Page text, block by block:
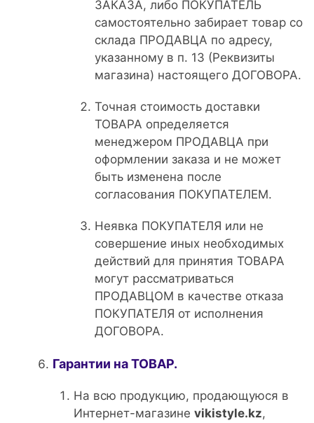
ЗАКАЗА, либо ПОКУПАТЕЛЬ
самостоятельно забирает товар со
склада ПРОДАВЦА по адресу,
указанному в п. 13 (Реквизиты
магазина) настоящего ДОГОВОРА.
Точная стоимость доставки
ТОВАРА определяется
менеджером ПРОДАВЦА при
оформлении заказа и не может
быть изменена после
согласования ПОКУПАТЕЛЕМ.
Неявка ПОКУПАТЕЛЯ или не
совершение иных необходимых
действий для принятия ТОВАРА
могут рассматриваться
ПРОДАВЦОМ в качестве отказа
ПОКУПАТЕЛЯ от исполнения
ДОГОВОРА.
Гарантии на ТОВАР.
На всю продукцию, продающуюся в
Интернет-магазине vikistyle.kz,